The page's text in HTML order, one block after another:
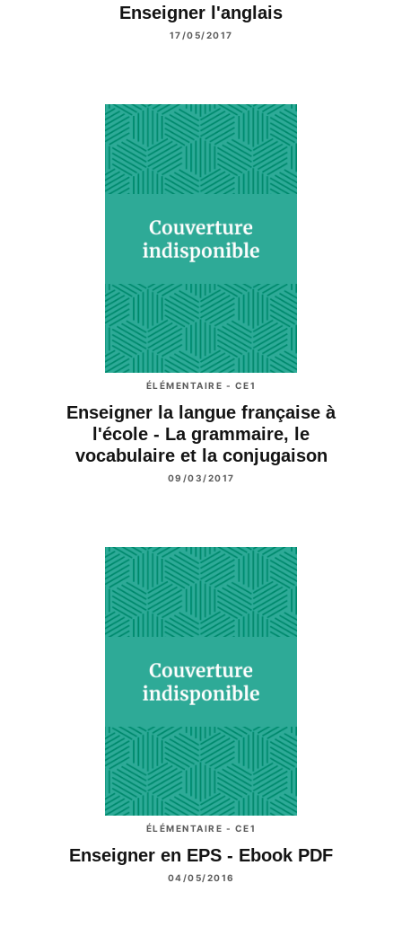
Enseigner l'anglais
17/05/2017
ÉLÉMENTAIRE - CE1
Enseigner la langue française à
l'école - La grammaire, le
vocabulaire et la conjugaison
09/03/2017
ÉLÉMENTAIRE - CE1
Enseigner en EPS - Ebook PDF
04/05/2016